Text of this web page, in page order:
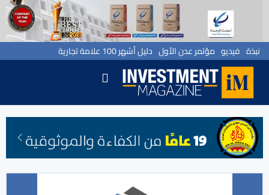
نبذة فيديو مؤتمر عدن الأول دليل أشهر 100 علامة تجارية